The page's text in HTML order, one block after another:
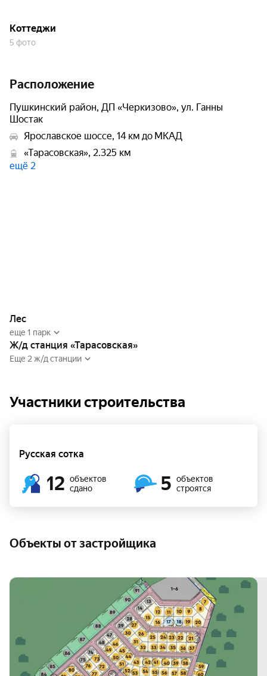
Коттеджи
5 фото
Расположение
Пушкинский район, ДП «Черкизово», ул. Ганны
Шостак
Ярославское шоссе, 14 км до МКАД
«Тарасовская», 2.325 км
ещё 2
Лес
еще 1 парк
Ж/д станция «Тарасовская»
Еще 2 ж/д станции
Участники строительства
Русская сотка
12 объектов
сдано
5 объектов
строятся
Объекты от застройщика